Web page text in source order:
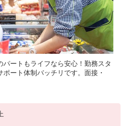
パートもライフなら安心！勤務スタ
ポート体制バッチリです。面接・